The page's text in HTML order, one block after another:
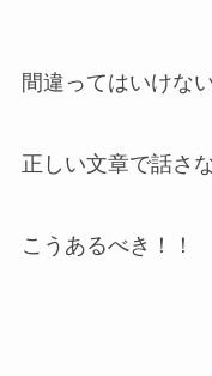
間違ってはいけな
正しい文章で話さ
こうあるべき！！